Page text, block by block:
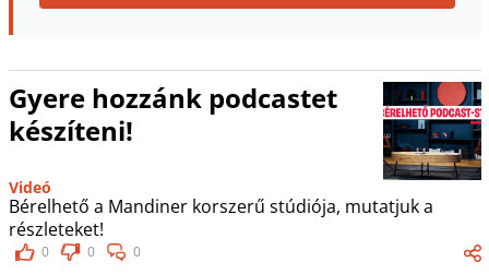
Gyere hozzánk podcastet
készíteni!
Videó
Bérelhető a Mandiner korszerű stúdiója, mutatjuk a
részleteket!
0 0 0